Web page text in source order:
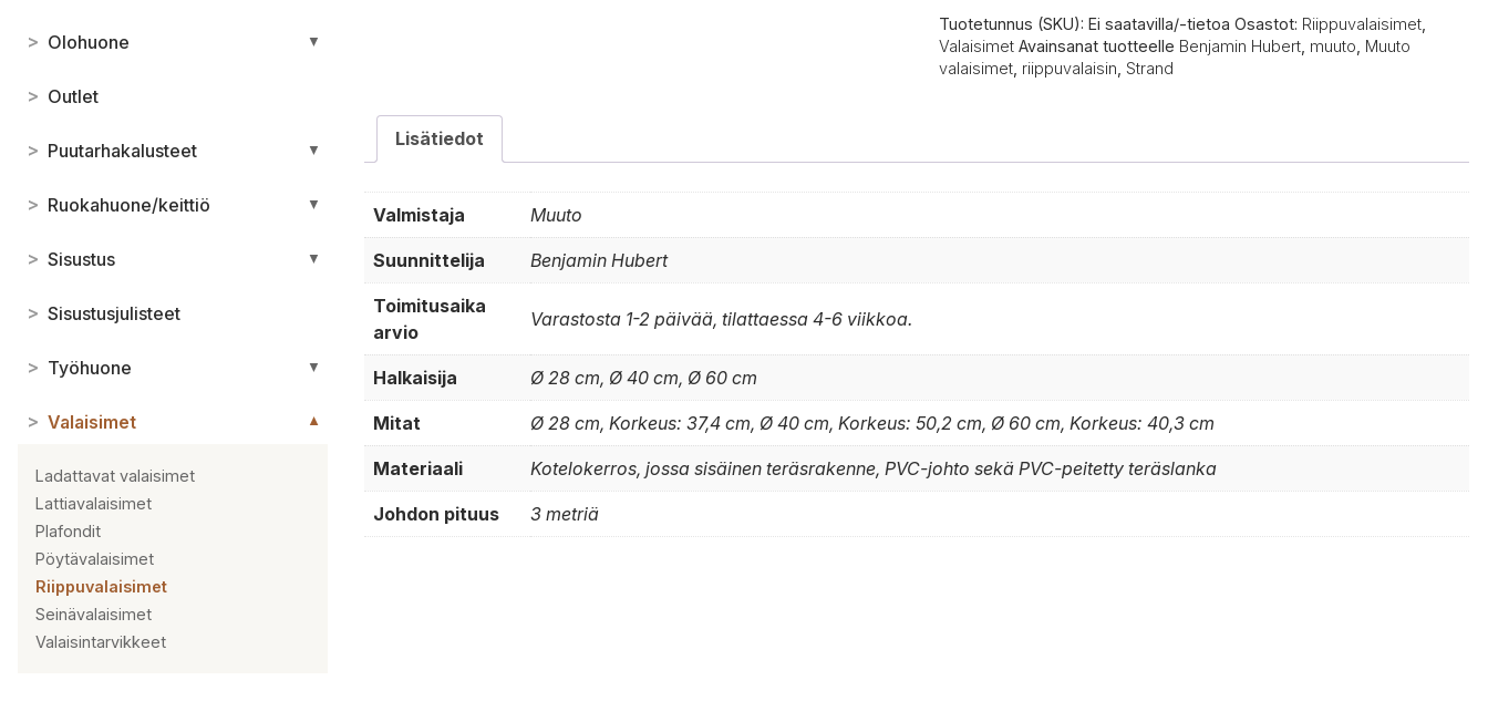
> Olohuone ▼
> Outlet
> Puutarhakalusteet ▼
> Ruokahuone/keittiö ▼
> Sisustus ▼
> Sisustusjulisteet
> Työhuone ▼
> Valaisimet ▼
Ladattavat valaisimet
Lattiavalaisimet
Plafondit
Pöytävalaisimet
Riippuvalaisimet
Seinävalaisimet
Valaisintarvikkeet
Tuotetunnus (SKU): Ei saatavilla/-tietoa Osastot: Riippuvalaisimet,
Valaisimet Avainsanat tuotteelle Benjamin Hubert, muuto Muuto
valaisimet, riippuvalaisin Strand
Lisätiedot
Valmistaja Muuto
Suunnittelija Benjamin Hubert
Toimitusaika
arvio
Varastosta 1-2 päivää, tilattaessa 4-6 viikkoa.
Halkaisija Ø 28 cm, Ø 40 cm, Ø 60 cm
Mitat Ø 28 cm, Korkeus: 37,4 cm, Ø 40 cm, Korkeus: 50,2 cm, Ø 60 cm, Korkeus: 40,3 cm
Materiaali Kotelokerros, jossa sisäinen teräsrakenne, PVC-johto sekä PVC-peitetty teräslanka
Johdon pituus 3 metriä